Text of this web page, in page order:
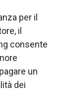
per il
il
consente
un
dei